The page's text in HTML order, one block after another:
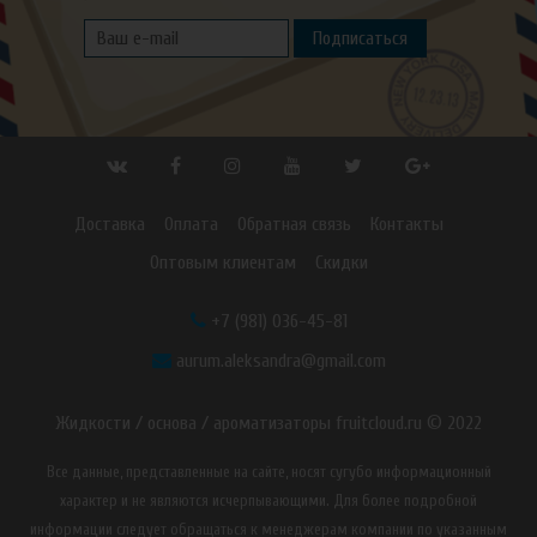
Подписаться
Доставка Оплата Обратная связь
Контакты
Оптовым клиентам
Скидки
+7 (981) 036-45-81
aurum.aleksandra@gmail.com
Жидкости / основа / ароматизаторы fruitcloud.ru © 2022
Все данные, представленные на сайте, носят сугубо информационный
характер и не являются исчерпывающими. Для более подробной
информации следует обращаться к менеджерам компании по указанным